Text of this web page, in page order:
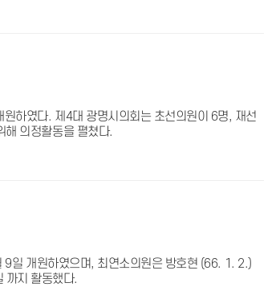
하였다. 제4대 광명시의회는 초선의원이 6명, 재선
의정활동을 펼쳤다.
일 개원하였으며, 최연소의원은 방호현 (66. 1. 2.)
까지 활동했다.